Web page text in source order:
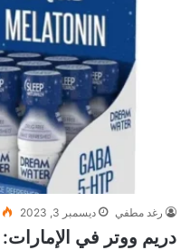
رغد مطفي ديسمبر 3, 2023
دريم ووتر في